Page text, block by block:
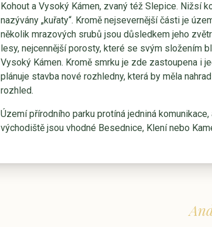
Kohout a Vysoký Kámen, zvaný též Slepice. Nižsí
nazývány „kuřaty“. Kromě nejsevernější části je
několik mrazových srubů jsou důsledkem jeho
lesy, nejcennější porosty, které se svým složením
Vysoký Kámen. Kromě smrku je zde zastoupena i
plánuje stavba nové rozhledny, která by měla
rozhled.
Území přírodního parku protíná jedniná
východiště jsou vhodné Besednice, Klení nebo